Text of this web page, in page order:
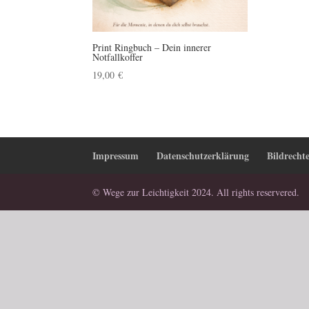
Print Ringbuch – Dein innerer
Notfallkoffer
19,00€
Impressum Datenschutzerklärung
© Wege zur Leichtigkeit 2024. All rights reservered.